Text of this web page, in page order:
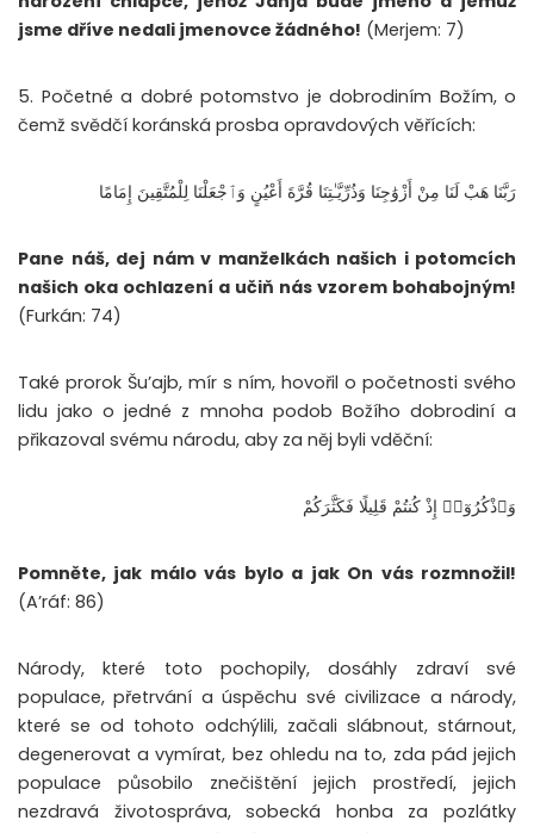
jsme dříve nedali jmenovce žádného! (Merjem: 7)
5. Početné a dobré potomstvo je dobrodiním Božím, o
čemž svědčí koránská prosba opravdových věřících:
رَبَّنَا هَبْ لَنَا مِنْ أَزْوَٰجِنَا وَذُرِّيَّـٰتِنَا قُرَّةَ أَعْيُنٍ وَٱجْعَلْنَا لِلْمُتَّقِينَ إِمَامًا
Pane náš, dej nám v manželkách našich i potomcích
našich oka ochlazení a učiň nás vzorem bohabojným!
(Furkán: 74)
Také prorok Šu’ajb, mír s ním, hovořil o početnosti svého
lidu jako o jedné z mnoha podob Božího dobrodiní a
přikazoval svému národu, aby za něj byli vděční:
وَٱذْكُرُوٓا۟ إِذْ كُنتُمْ قَلِيلًا فَكَثَّرَكُمْ
Pomněte, jak málo vás bylo a jak On vás rozmnožil!
(A’ráf: 86)
Národy, které toto pochopily, dosáhly zdraví své
populace, přetrvání a úspěchu své civilizace a národy,
které se od tohoto odchýlili, začali slábnout, stárnout,
degenerovat a vymírat, bez ohledu na to, zda pád jejich
populace působilo znečištění jejich prostředí, jejich
nezdravá životospráva, sobecká honba za pozlátky